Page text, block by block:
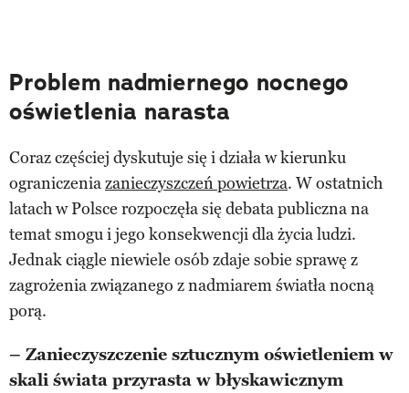
Problem nadmiernego nocnego
oświetlenia narasta
Coraz częściej dyskutuje się i działa w kierunku
ograniczeniazanieczyszczeń powietrza. W ostatnich
latach w Polsce rozpoczęła się debata publiczna na
temat smogu i jego konsekwencji dla życia ludzi.
Jednak ciągle niewiele osób zdaje sobie sprawę z
zagrożenia związanego z nadmiarem światła nocną
porą.
– Zanieczyszczenie sztucznym oświetleniem w
skali świata przyrasta w błyskawicznym